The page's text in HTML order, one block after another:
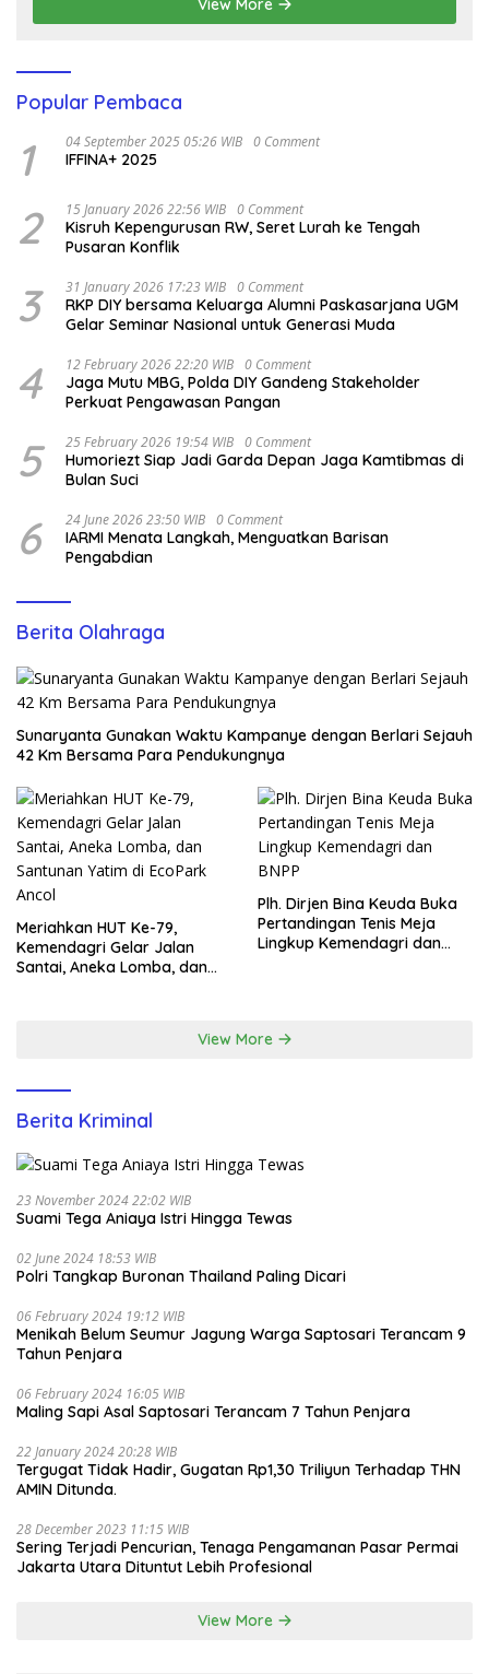
View More
Popular Pembaca
1 04 September 2025 05:26 WIB 0 Comment
IFFINA+ 2025
2 15 January 2026 22:56 WIB 0 Comment
Kisruh Kepengurusan RW, Seret Lurah ke Tengah
Pusaran Konflik
3 31 January 2026 17:23 WIB 0 Comment
RKP DIY bersama Keluarga Alumni Paskasarjana UGM
Gelar Seminar Nasional untuk Generasi Muda
4 12 February 2026 22:20 WIB 0 Comment
Jaga Mutu MBG, Polda DIY Gandeng Stakeholder
Perkuat Pengawasan Pangan
5 25 February 2026 19:54 WIB 0 Comment
Humoriezt Siap Jadi Garda Depan Jaga Kamtibmas di
Bulan Suci
6 24 June 2026 23:50 WIB 0 Comment
IARMI Menata Langkah, Menguatkan Barisan
Pengabdian
Berita Olahraga
Sunaryanta Gunakan Waktu Kampanye dengan Berlari Sejauh
42 Km Bersama Para Pendukungnya
Meriahkan HUT Ke-79,
Kemendagri Gelar Jalan
Santai, Aneka Lomba, dan
Plh. Dirjen Bina Keuda Buka
Pertandingan Tenis Meja
Lingkup Kemendagri dan
View More
Berita Kriminal
23 November 2024 22:02 WIB
Suami Tega Aniaya Istri Hingga Tewas
02 June 2024 18:53 WIB
Polri Tangkap Buronan Thailand Paling Dicari
06 February 2024 19:12 WIB
Menikah Belum Seumur Jagung Warga Saptosari Terancam 9
Tahun Penjara
06 February 2024 16:05 WIB
Maling Sapi Asal Saptosari Terancam 7 Tahun Penjara
22 January 2024 20:28 WIB
Tergugat Tidak Hadir, Gugatan Rp1,30 Triliyun Terhadap THN
AMIN Ditunda.
28 December 2023 11:15 WIB
Sering Terjadi Pencurian, Tenaga Pengamanan Pasar Permai
Jakarta Utara Dituntut Lebih Profesional
View More